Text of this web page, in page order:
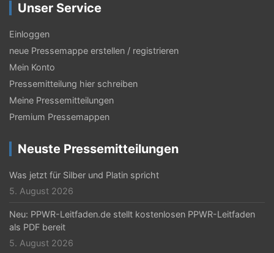
s
-
N
a
v
i
g
a
t
i
o
n
Unser Service
Einloggen
neue Pressemappe erstellen / registrieren
Mein Konto
Pressemitteilung hier schreiben
Meine Pressemitteilungen
Premium Pressemappen
Neuste Pressemitteilungen
Was jetzt für Silber und Platin spricht
5. August 2026
Neu: PPWR-Leitfaden.de stellt kostenlosen PPWR-Leitfaden
als PDF bereit
5. August 2026